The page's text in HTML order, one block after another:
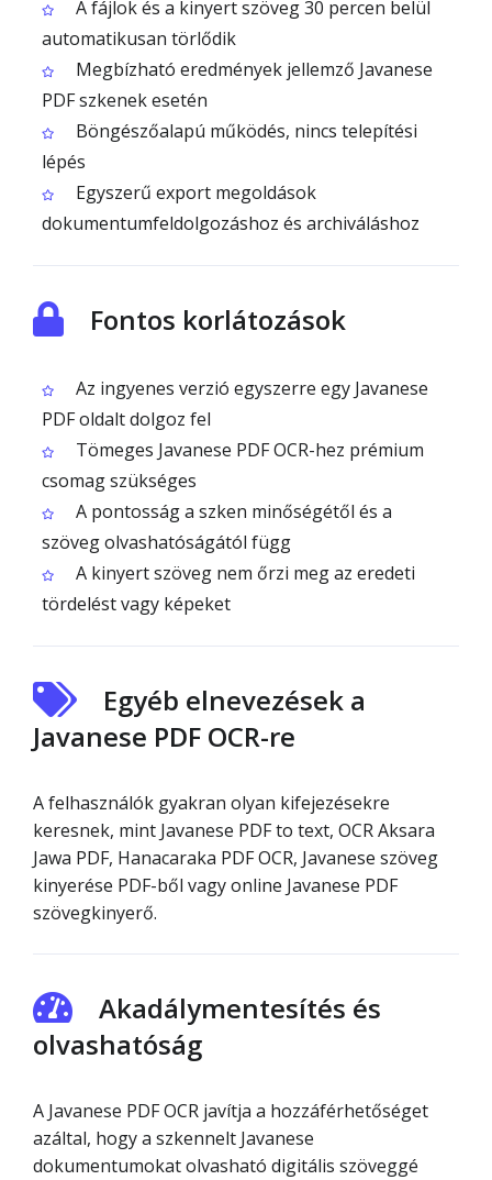
A fájlok és a kinyert szöveg 30 percen belül
automatikusan törlődik
Megbízható eredmények jellemző Javanese
PDF szkenek esetén
Böngészőalapú működés, nincs telepítési
lépés
Egyszerű export megoldások
dokumentumfeldolgozáshoz és archiváláshoz
Fontos korlátozások
Az ingyenes verzió egyszerre egy Javanese
PDF oldalt dolgoz fel
Tömeges Javanese PDF OCR-hez prémium
csomag szükséges
A pontosság a szken minőségétől és a
szöveg olvashatóságától függ
A kinyert szöveg nem őrzi meg az eredeti
tördelést vagy képeket
Egyéb elnevezések a
Javanese PDF OCR-re
A felhasználók gyakran olyan kifejezésekre
keresnek, mint Javanese PDF to text, OCR Aksara
Jawa PDF, Hanacaraka PDF OCR, Javanese szöveg
kinyerése PDF-ből vagy online Javanese PDF
szövegkinyerő.
Akadálymentesítés és
olvashatóság
A Javanese PDF OCR javítja a hozzáférhetőséget
azáltal, hogy a szkennelt Javanese
dokumentumokat olvasható digitális szöveggé